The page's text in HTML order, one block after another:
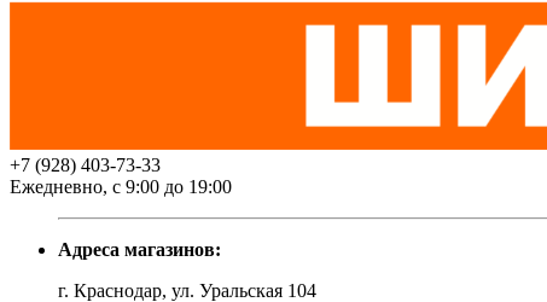
+7 (928) 403-73-33
Ежедневно, с 9:00 до 19:00
Адреса магазинов:
г. Краснодар, ул. Уральская 104